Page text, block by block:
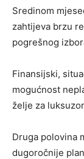
Sredinom
zahtijeva brzu
pogrešnog
Finansijski,
mogućnost
želje za
Druga polovina
dugoročnije